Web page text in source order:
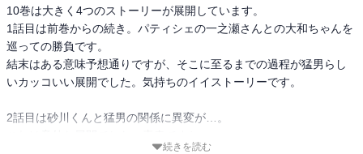
10巻は大きく4つのストーリーが展開しています。
1話目は前巻からの続き。パティシェの一之瀬さんとの大和ちゃんを
巡っての勝負です。
結末はある意味予想通りですが、そこに至るまでの過程が猛男らし
いカッコいい展開でした。気持ちのイイストーリーです。
2話目は砂川くんと猛男の関係に異変が…。
続きを読む